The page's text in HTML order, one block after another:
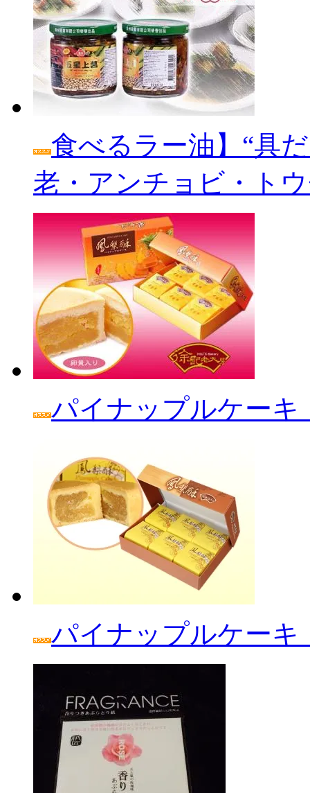
食べるラー油】“具
老・アンチョビ・ト
パイナップルケーキ
パイナップルケーキ